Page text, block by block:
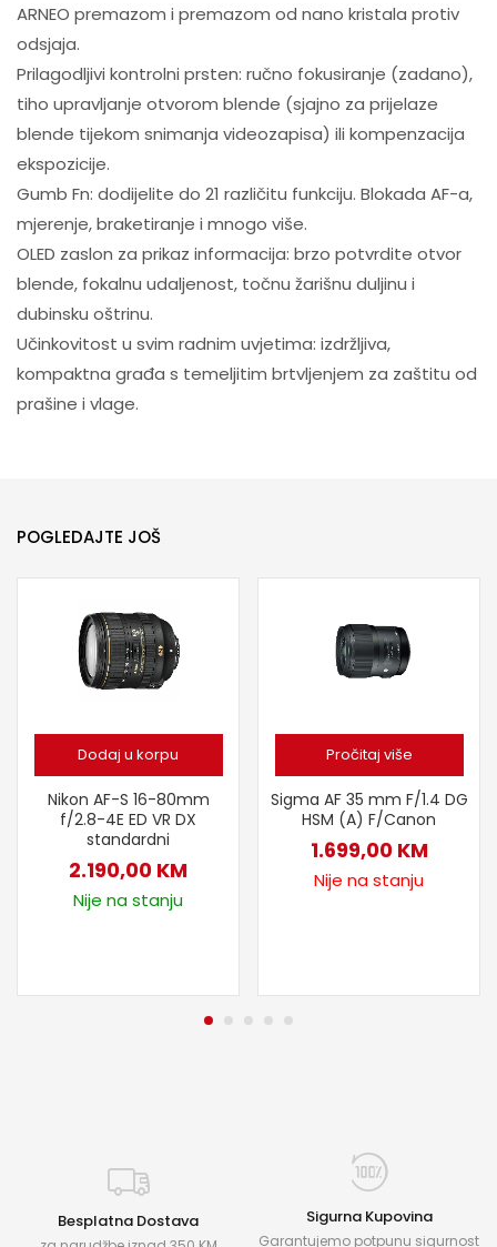
ARNEO premazom i premazom od nano kristala protiv
odsjaja.
Prilagodljivi kontrolni prsten: ručno fokusiranje (zadano),
tiho upravljanje otvorom blende (sjajno za prijelaze
blende tijekom snimanja videozapisa) ili kompenzacija
ekspozicije.
Gumb Fn: dodijelite do 21 različitu funkciju. Blokada AF-a,
mjerenje, braketiranje i mnogo više.
OLED zaslon za prikaz informacija: brzo potvrdite otvor
blende, fokalnu udaljenost, točnu žarišnu duljinu i
dubinsku oštrinu.
Učinkovitost u svim radnim uvjetima: izdržljiva,
kompaktna građa s temeljitim brtvljenjem za zaštitu od
prašine i vlage.
POGLEDAJTE JOŠ
Dodaj u korpu
Nikon AF-S 16-80mm
f/2.8-4E ED VR DX
standardni
2.190,00 KM
Nije na stanju
Pročitaj više
Sigma AF 35 mm F/1.4 DG
HSM (A) F/Canon
1.699,00 KM
Nije na stanju
Besplatna Dostava Sigurna Kupovina
Garantujemo potpunu sigurnost